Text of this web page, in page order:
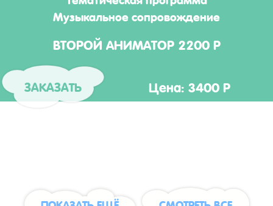
Музыкальное сопровождение
ВТОРОЙ АНИМАТОР 2200 Р
ЗАКАЗАТЬ Цена: 3400 Р